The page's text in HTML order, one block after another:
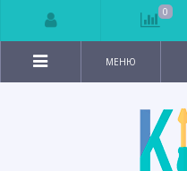
МЕНЮ
0